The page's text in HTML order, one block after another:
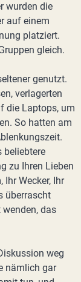
wurden die
auf einem
platziert.
gleich.
genutzt.
verlagerten
die Laptops, um
So hatten am
beliebtere
zu Ihren Lieben
Wecker, Ihr
überrascht
das
weg
nämlich gar